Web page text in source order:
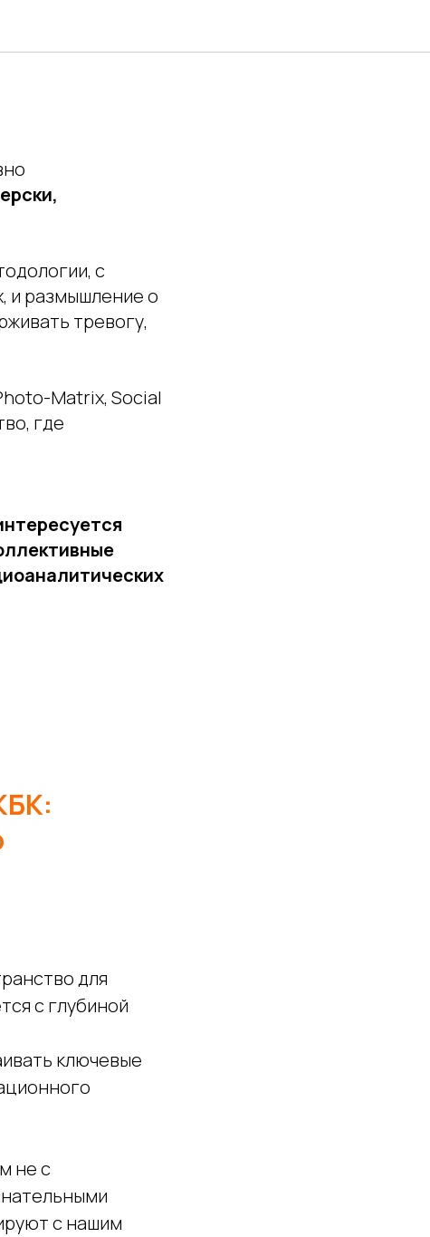
АПКБК
с
и размышление о
тревогу,
Matrix, Social
где
для
с глубиной
ключевые
не с
с нашим